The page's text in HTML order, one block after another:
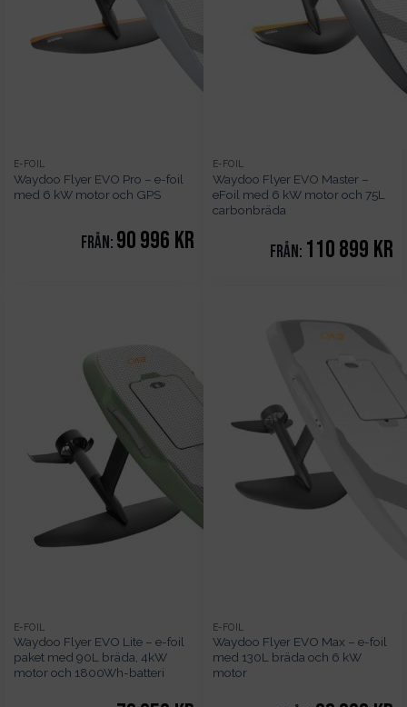
E-FOIL
Waydoo Flyer EVO Pro – e-foil
med 6 kW motor och GPS
Från: 90 996 kr
E-FOIL
Waydoo Flyer EVO Master –
eFoil med 6 kW motor och 75L
carbonbräda
Från: 110 899 kr
E-FOIL
Waydoo Flyer EVO Lite – e-foil
paket med 90L bräda, 4kW
motor och 1800Wh-batteri
E-FOIL
Waydoo Flyer EVO Max – e-foil
med 130L bräda och 6 kW
motor